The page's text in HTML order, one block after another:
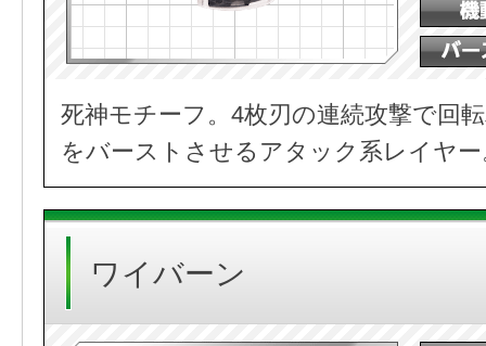
死神モチーフ。4枚刃の連続攻撃で回
をバーストさせるアタック系レイヤー
ワイバーン